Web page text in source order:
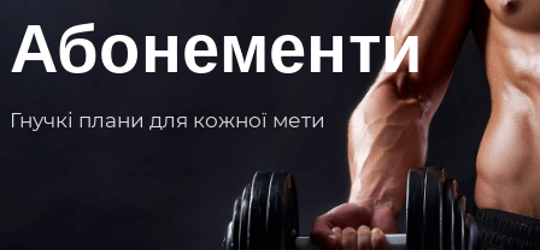
Абонементи
Гнучкі плани для кожної мети